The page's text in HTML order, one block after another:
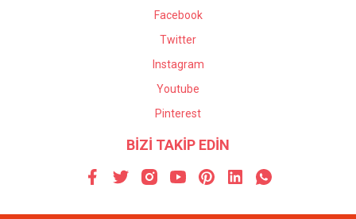
Facebook
Twitter
Instagram
Youtube
Pinterest
BİZİ TAKİP EDİN